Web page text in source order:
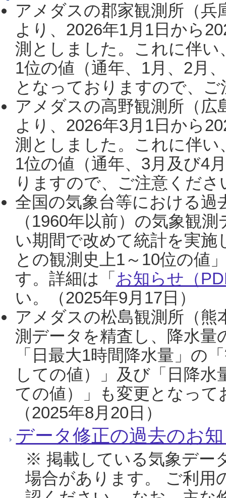
アメダスの郡家観測所（
より、2026年1月1日から
測としました。これに伴い
1位の値（通年、1月、2月
となっておりますので、
アメダスの高野観測所（
より、2026年3月1日から
測としました。これに伴い
1位の値（通年、3月及び4
りますので、ご注意くだ
全国の気象台等における過
（1960年以前）の気象観
い期間で改めて統計を実
との観測史上1～10位の値
す。詳細は「 お知らせ（
い。（2025年9月17日）
アメダスの松島観測所（熊
測データを精査し、降水
「日最大1時間降水量」の
しての値）」及び「日降
ての値）」も変更となっ
（2025年8月20日）
データ修正の過去のお
※ 掲載している気象デー
場合があります。 ご利用